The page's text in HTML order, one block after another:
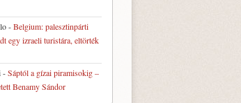
-Belgium: palesztinpárti
egy izraeli turistára, eltörték
-Sáptól a gízai piramisokig –
Benamy Sándor